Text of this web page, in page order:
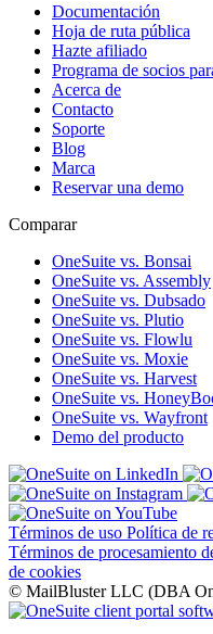
Documentación
Hoja de ruta pública
Hazte afiliado
Programa de socios
Acerca de
Contacto
Soporte
Blog
Marca
Reservar una demo
Comparar
OneSuite vs. Bonsai
OneSuite vs. Assembly
OneSuite vs. Dubsado
OneSuite vs. Plutio
OneSuite vs. Flowlu
OneSuite vs. Moxie
OneSuite vs. Harvest
OneSuite vs.
OneSuite vs. Wayfront
Demo del producto
Términos de uso Política de
Términos de procesamiento
de cookies
© MailBluster LLC (DBA